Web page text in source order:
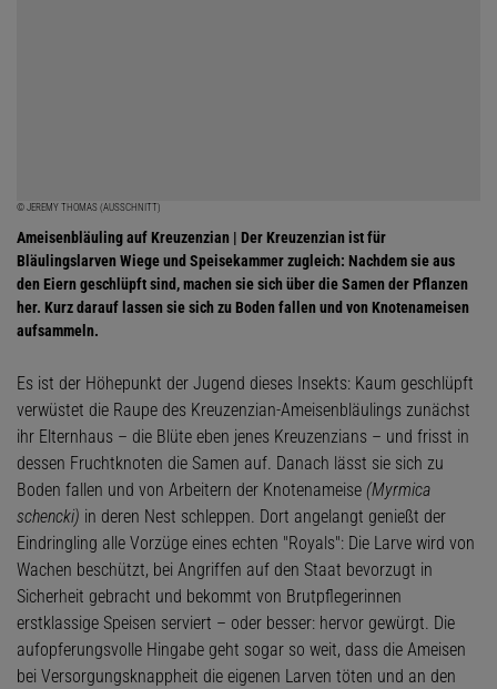
© JEREMY THOMAS (AUSSCHNITT)
Ameisenbläuling auf Kreuzenzian | Der Kreuzenzian ist für
Bläulingslarven Wiege und Speisekammer zugleich: Nachdem sie aus
den Eiern geschlüpft sind, machen sie sich über die Samen der Pflanzen
her. Kurz darauf lassen sie sich zu Boden fallen und von Knotenameisen
aufsammeln.
Es ist der Höhepunkt der Jugend dieses Insekts: Kaum geschlüpft
verwüstet die Raupe des Kreuzenzian-Ameisenbläulings zunächst
ihr Elternhaus – die Blüte eben jenes Kreuzenzians – und frisst in
dessen Fruchtknoten die Samen auf. Danach lässt sie sich zu
Boden fallen und von Arbeitern der Knotenameise (Myrmica
schencki) in deren Nest schleppen. Dort angelangt genießt der
Eindringling alle Vorzüge eines echten "Royals": Die Larve wird von
Wachen beschützt, bei Angriffen auf den Staat bevorzugt in
Sicherheit gebracht und bekommt von Brutpflegerinnen
erstklassige Speisen serviert – oder besser: hervor gewürgt. Die
aufopferungsvolle Hingabe geht sogar so weit, dass die Ameisen
bei Versorgungsknappheit die eigenen Larven töten und an den